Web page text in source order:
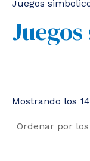
Juegos
Mostrando los